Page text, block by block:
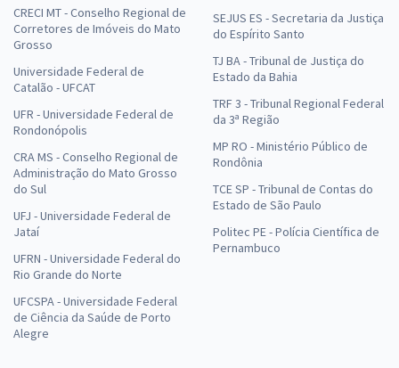
CRECI MT - Conselho Regional de
Corretores de Imóveis do Mato
Grosso
Universidade Federal de
Catalão - UFCAT
UFR - Universidade Federal de
Rondonópolis
CRA MS - Conselho Regional de
Administração do Mato Grosso
do Sul
UFJ - Universidade Federal de
Jataí
UFRN - Universidade Federal do
Rio Grande do Norte
UFCSPA - Universidade Federal
de Ciência da Saúde de Porto
Alegre
SEJUS ES - Secretaria da Justiça
do Espírito Santo
TJ BA - Tribunal de Justiça do
Estado da Bahia
TRF 3 - Tribunal Regional Federal
da 3ª Região
MP RO - Ministério Público de
Rondônia
TCE SP - Tribunal de Contas do
Estado de São Paulo
Politec PE - Polícia Científica de
Pernambuco